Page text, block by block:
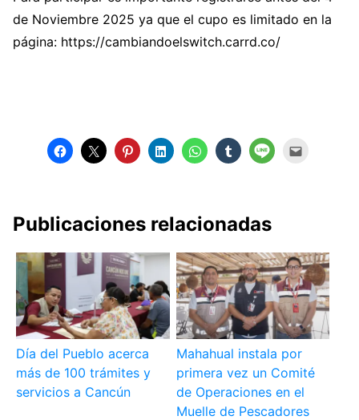
de Noviembre 2025 ya que el cupo es limitado en la
página: https://cambiandoelswitch.carrd.co/
Publicaciones relacionadas
Día del Pueblo acerca
más de 100 trámites y
servicios a Cancún
Mahahual instala por
primera vez un Comité
de Operaciones en el
Muelle de Pescadores